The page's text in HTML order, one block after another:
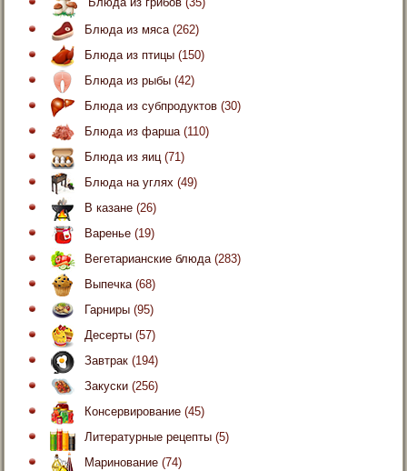
Блюда из мяса(262)
Блюда из птицы (150)
Блюда из рыбы (42)
Блюда из субпродуктов (30)
Блюда из фарша(110)
Блюда из яиц(71)
Блюда на углях (49)
В казане (26)
Варенье (19)
Вегетарианские блюда(283)
Выпечка(68)
Гарниры (95)
Десерты (57)
Завтрак (194)
Закуски (256)
Консервирование (45)
Литературные рецепты (5)
Маринование (74)